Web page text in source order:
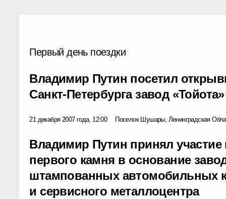
Первый день поездки
Владимир Путин посетил
Санкт-Петербурга завод «Тойота»
21 декабря 2007 года, 12:00 Поселок Шушары, Ленинградская
Владимир Путин принял участие
первого камня в основание
штампованных автомобильных
и сервисного металлоцентра